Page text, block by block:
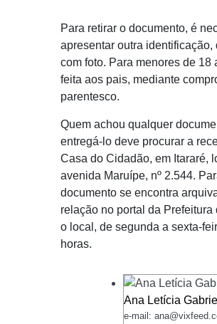
Para retirar o documento, é
apresentar outra identificação,
com foto. Para menores de 18
feita aos pais, mediante
parentesco.
Quem achou qualquer
entregá-lo deve procurar a
Casa do Cidadão, em Itararé,
avenida Maruípe, nº 2.544.
documento se encontra
relação no portal da Prefeitura
o local, de segunda a sexta-
horas.
Ana Letícia Gabriel
e-mail: